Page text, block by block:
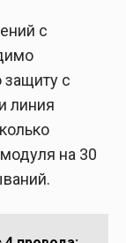
с
с
линия
на 30